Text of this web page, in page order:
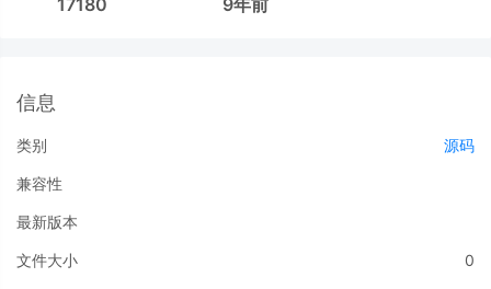
信息
类别 源码
兼容性
最新版本
文件大小 0